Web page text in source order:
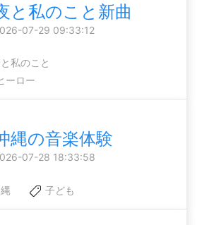
と私のこと新曲
07-29 09:33:12
私のこと
ーロー
縄の音楽体験
07-28 18:33:58
子ども